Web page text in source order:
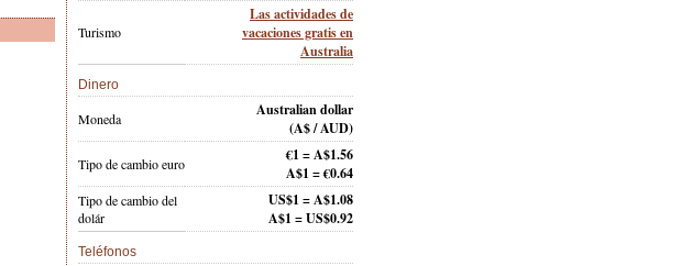
Turismo
Las actividades de
vacaciones gratis en
Australia
Dinero
Moneda
Australian dollar
(A$ / AUD)
Tipo de cambio euro
€1 = A$1.56
A$1 = €0.64
Tipo de cambio del
dolár
US$1 = A$1.08
A$1 = US$0.92
Teléfonos